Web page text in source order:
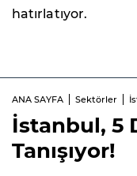
hatırlatıyor.
ANA SAYFA Sektörler
İstanbul, 5
Tanışıyor!